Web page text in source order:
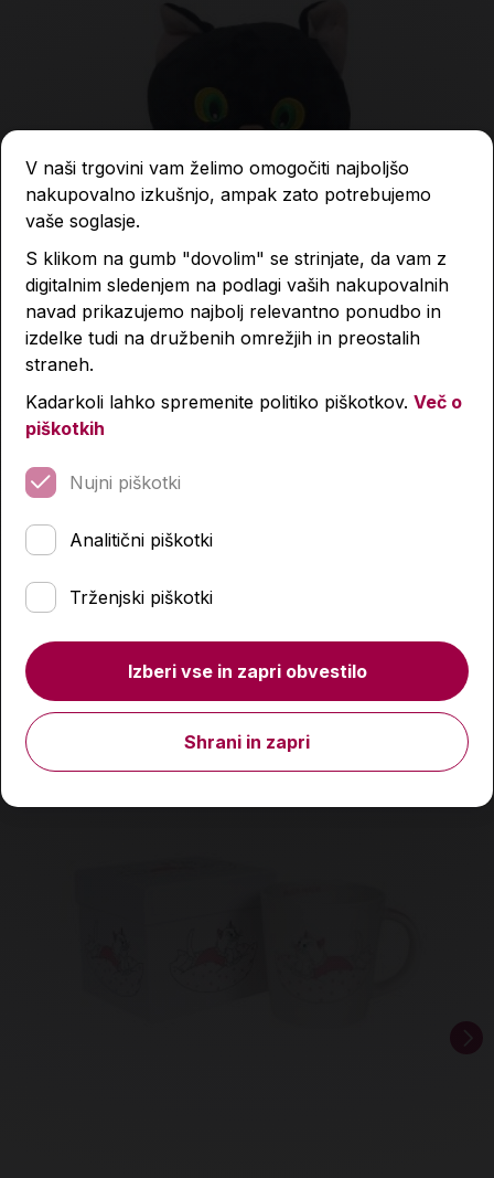
Maček Muri 40, plišasta igrača
16,99 €
Podobni izdelki
V naši trgovini vam želimo omogočiti najboljšo
nakupovalno izkušnjo, ampak zato potrebujemo
vaše soglasje.
S klikom na gumb "dovolim" se strinjate, da vam z
digitalnim sledenjem na podlagi vaših nakupovalnih
navad prikazujemo najbolj relevantno ponudbo in
izdelke tudi na družbenih omrežjih in preostalih
straneh.
Kadarkoli lahko spremenite politiko piškotkov. Več o
piškotkih
Nujni piškotki
Analitični piškotki
Trženjski piškotki
Izberi vse in zapri obvestilo
Shrani in zapri